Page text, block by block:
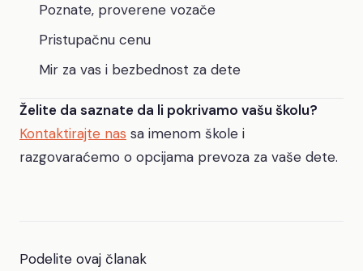
Poznate, proverene vozače
Pristupačnu cenu
Mir za vas i bezbednost za dete
Želite da saznate da li pokrivamo vašu školu?
Kontaktirajte nas sa imenom škole i
razgovaraćemo o opcijama prevoza za vaše dete.
Podelite ovaj članak